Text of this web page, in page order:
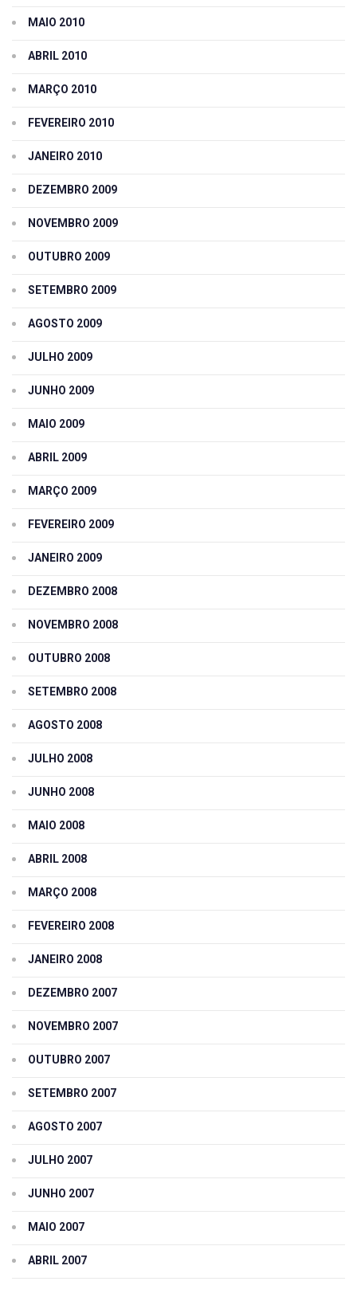
MAIO 2010
ABRIL 2010
MARÇO 2010
FEVEREIRO 2010
JANEIRO 2010
DEZEMBRO 2009
NOVEMBRO 2009
OUTUBRO 2009
SETEMBRO 2009
AGOSTO 2009
JULHO 2009
JUNHO 2009
MAIO 2009
ABRIL 2009
MARÇO 2009
FEVEREIRO 2009
JANEIRO 2009
DEZEMBRO 2008
NOVEMBRO 2008
OUTUBRO 2008
SETEMBRO 2008
AGOSTO 2008
JULHO 2008
JUNHO 2008
MAIO 2008
ABRIL 2008
MARÇO 2008
FEVEREIRO 2008
JANEIRO 2008
DEZEMBRO 2007
NOVEMBRO 2007
OUTUBRO 2007
SETEMBRO 2007
AGOSTO 2007
JULHO 2007
JUNHO 2007
MAIO 2007
ABRIL 2007